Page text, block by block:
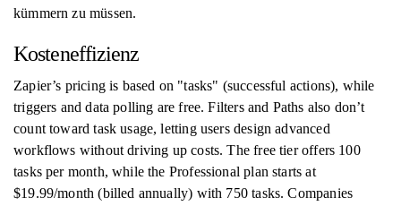
kümmern zu müssen.
Kosteneffizienz
Zapier’s pricing is based on "tasks" (successful actions), while
triggers and data polling are free. Filters and Paths also don’t
count toward task usage, letting users design advanced
workflows without driving up costs. The free tier offers 100
tasks per month, while the Professional plan starts at
$19.99/month (billed annually) with 750 tasks. Companies